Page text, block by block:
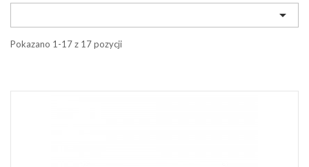

Pokazano 1-17 z 17 pozycji